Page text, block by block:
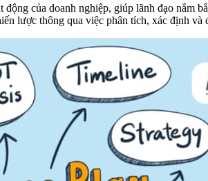
của doanh nghiệp, giúp lãnh đạo
lược thông qua việc phân tích, xác định